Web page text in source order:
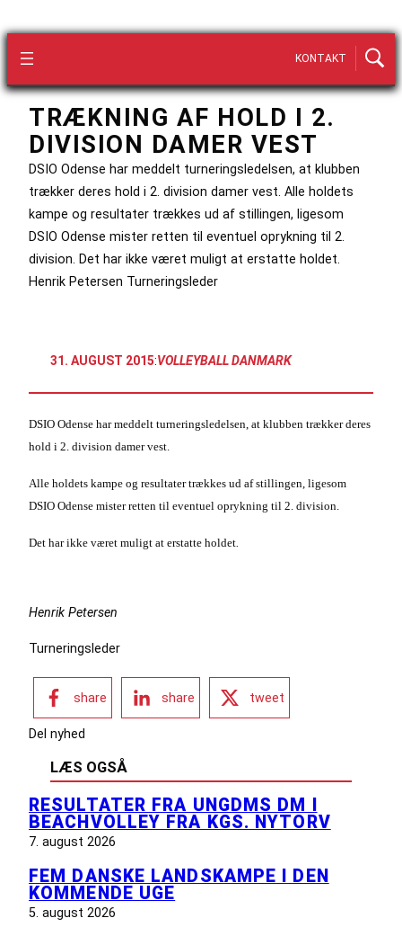
KONTAKT
TRÆKNING AF HOLD I 2.
DIVISION DAMER VEST
DSIO Odense har meddelt turneringsledelsen, at klubben
trækker deres hold i 2. division damer vest. Alle holdets
kampe og resultater trækkes ud af stillingen, ligesom
DSIO Odense mister retten til eventuel oprykning til 2.
division. Det har ikke været muligt at erstatte holdet.
Henrik Petersen Turneringsleder
31. AUGUST 2015:VOLLEYBALL DANMARK
DSIO Odense har meddelt turneringsledelsen, at klubben trækker deres
hold i 2. division damer vest.
Alle holdets kampe og resultater trækkes ud af stillingen, ligesom
DSIO Odense mister retten til eventuel oprykning til 2. division.
Det har ikke været muligt at erstatte holdet
Henrik Petersen
Turneringsleder
share share tweet
Del nyhed
LÆS OGSÅ
RESULTATER FRA UNGDMS DM I
BEACHVOLLEY FRA KGS. NYTORV
7. august 2026
FEM DANSKE LANDSKAMPE I DEN
KOMMENDE UGE
5. august 2026